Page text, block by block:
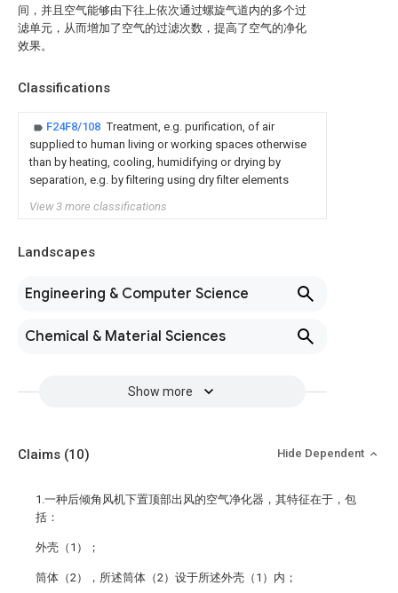
间，并且空气能够由下往上依次通过螺旋气道内的多个过
滤单元，从而增加了空气的过滤次数，提高了空气的净化
效果。
Classifications
F24F8/108 Treatment, e.g. purification, of air
supplied to human living or working spaces otherwise
than by heating, cooling, humidifying or drying by
separation, e.g. by filtering using dry filter elements
View 3 more classifications
Landscapes
Engineering & Computer Science
Chemical & Material Sciences
Show more
Claims (10) Hide Dependent
1.一种后倾角风机下置顶部出风的空气净化器，其特征在于，包
括：
外壳（1）；
筒体（2），所述筒体（2）设于所述外壳（1）内；